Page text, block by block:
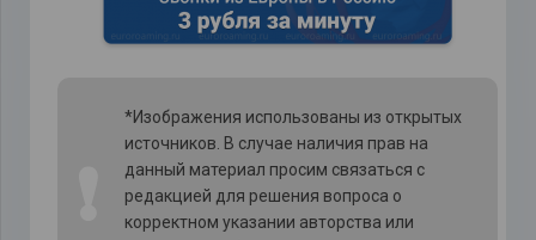
*Изображения использованы из открытых
источников. В случае наличия прав на
данный материал просим связаться с
редакцией для решения вопроса о
корректном указании авторства или